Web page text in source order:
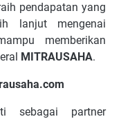
pendapatan yang
lanjut mengenai
memberikan
MITRAUSAHA.
sebagai partner